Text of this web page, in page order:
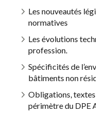
Les nouveautés
normatives
Les évolutions
profession.
Spécificités de
bâtiments non
Obligations,
périmètre du DPE